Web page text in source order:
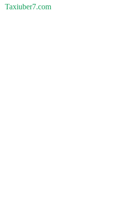
Taxiuber7.com